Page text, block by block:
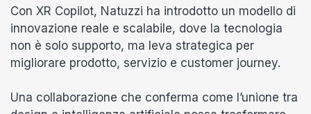
Con XR Copilot, Natuzzi ha introdotto un modello di
innovazione reale e scalabile, dove la tecnologia
non è solo supporto, ma leva strategica per
migliorare prodotto, servizio e customer journey.
Una collaborazione che conferma come l’unione tra